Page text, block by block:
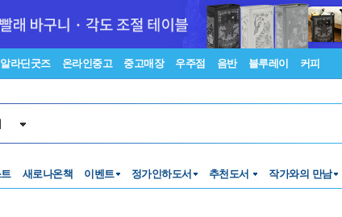
알라딘굿즈 온라인중고 중고매장 우주점 음반 블루레이 커피
새로나온책 이벤트 정가인하도서 추천도서 작가와의 만남